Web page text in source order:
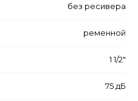
без ресивера
ременной
1 1/2"
75 дБ